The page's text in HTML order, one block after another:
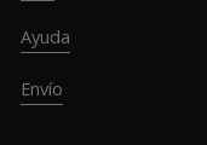
Ayuda
Envío